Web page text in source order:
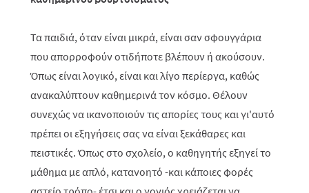
Τα παιδιά, όταν είναι μικρά, είναι σαν σφουγγάρια
που απορροφούν οτιδήποτε βλέπουν ή ακούσουν.
Όπως είναι λογικό, είναι και λίγο περίεργα, καθώς
ανακαλύπτουν καθημερινά τον κόσμο. Θέλουν
συνεχώς να ικανοποιούν τις απορίες τους και γι'αυτό
πρέπει οι εξηγήσεις σας να είναι ξεκάθαρες και
πειστικές. Όπως στο σχολείο, ο καθηγητής εξηγεί το
μάθημα με απλό, κατανοητό -και κάποιες φορές